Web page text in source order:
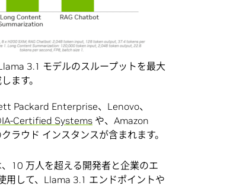
3.1 モデルのスループットを最大
ます。
Packard Enterprise、Lenovo、
Certified Systems や、Amazon
ウド インスタンスが含まれます。
、10 万人を超える開発者と企業のエ
用して、Llama 3.1 エンドポイントや